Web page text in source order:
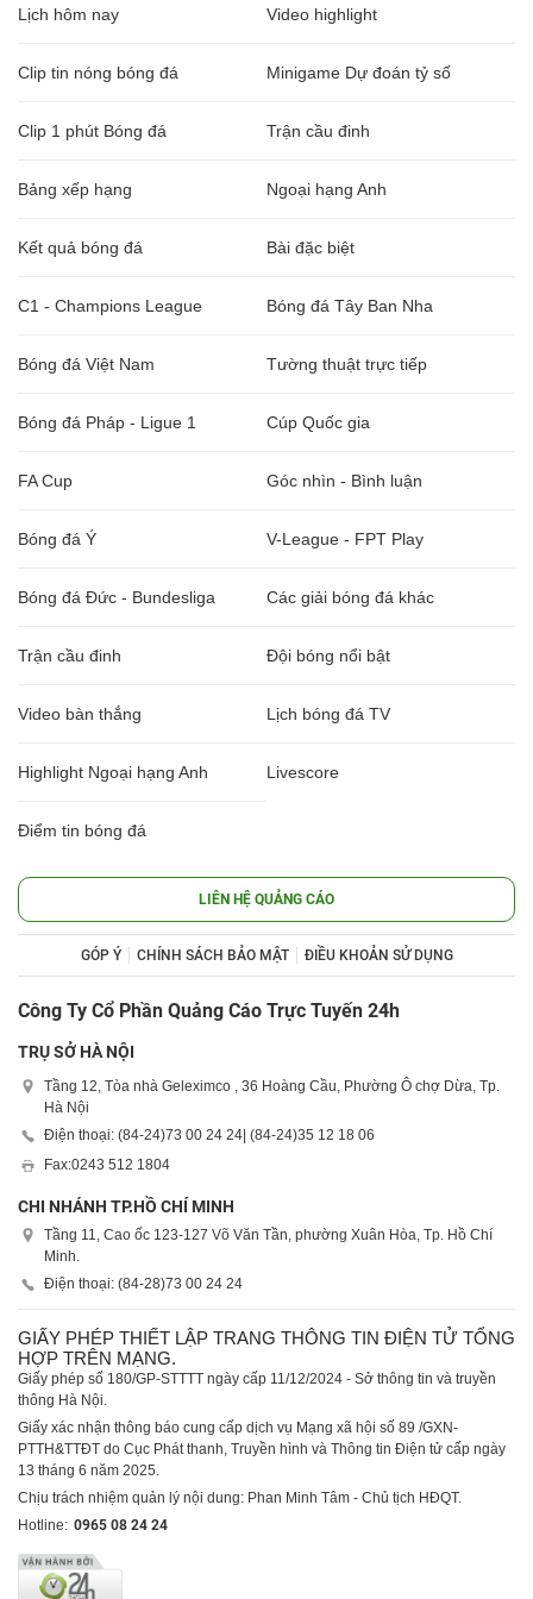
Lịch hôm nay Video highlight
Clip tin nóng bóng đá Minigame Dự đoán tỷ số
Clip 1 phút Bóng đá Trận cầu đinh
Bảng xếp hạng Ngoại hạng Anh
Kết quả bóng đá Bài đặc biệt
C1 - Champions League Bóng đá Tây Ban Nha
Bóng đá Việt Nam Tường thuật trực tiếp
Bóng đá Pháp - Ligue 1 Cúp Quốc gia
FA Cup Góc nhìn - Bình luận
Bóng đá Ý V-League - FPT Play
Bóng đá Đức - Bundesliga Các giải bóng đá khác
Trận cầu đinh Đội bóng nổi bật
Video bàn thắng Lịch bóng đá TV
Highlight Ngoại hạng Anh Livescore
Điểm tin bóng đá
LIÊN HỆ QUẢNG CÁO
GÓP Ý CHÍNH SÁCH BẢO MẬT ĐIỀU KHOẢN SỬ DỤNG
Công Ty Cổ Phần Quảng Cáo Trực Tuyến 24h
TRỤ SỞ HÀ NỘI
Tầng 12, Tòa nhà Geleximco , 36 Hoàng Cầu, Phường Ô chợ Dừa, Tp.
Hà Nội
Điện thoại: (84-24)73 00 24 24 | (84-24)35 12 18 06
Fax:0243 512 1804
CHI NHÁNH TP.HỒ CHÍ MINH
Tầng 11, Cao ốc 123-127 Võ Văn Tần, phường Xuân Hòa, Tp. Hồ Chí
Minh.
Điện thoại: (84-28)73 00 24 24
GIẤY PHÉP THIẾT LẬP TRANG THÔNG TIN ĐIỆN TỬ TỔNG
HỢP TRÊN MẠNG.
Giấy phép số 180/GP-STTTT ngày cấp 11/12/2024 - Sở thông tin và truyền
thông Hà Nội.
Giấy xác nhận thông báo cung cấp dịch vụ Mạng xã hội số 89 /GXN-
PTTH&TTĐT do Cục Phát thanh, Truyền hình và Thông tin Điện tử cấp ngày
13 tháng 6 năm 2025.
Chịu trách nhiệm quản lý nội dung: Phan Minh Tâm - Chủ tịch HĐQT.
Hotline: 0965 08 24 24